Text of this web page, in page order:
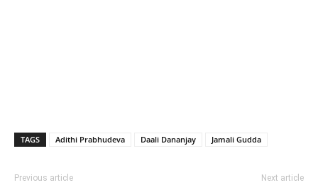
TAGS Adithi Prabhudeva Daali Dananjay Jamali Gudda
Previous article Next article